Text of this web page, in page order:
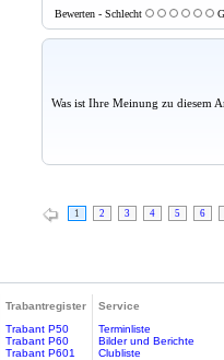
Bewerten - Schlecht
Was ist Ihre Meinung zu diesem
1 2 3 4 5 6
Trabantregister
Trabant P50
Trabant P60
Trabant P601
Service
Terminliste
Bilder und Berichte
Clubliste